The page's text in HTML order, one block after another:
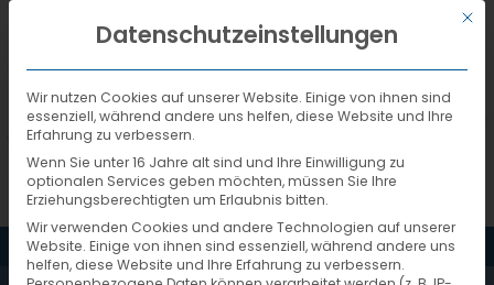
DEUTSCH
MENÜ
Mit
Datenschutzeinstellungen
Wir nutzen Cookies auf unserer Website. Einige von ihnen sind
essenziell, während andere uns helfen, diese Website und Ihre
Erfahrung zu verbessern.
Wenn Sie unter 16 Jahre alt sind und Ihre Einwilligung zu
optionalen Services geben möchten, müssen Sie Ihre
Erziehungsberechtigten um Erlaubnis bitten.
Wir verwenden Cookies und andere Technologien auf unserer
Website. Einige von ihnen sind essenziell, während andere uns
helfen, diese Website und Ihre Erfahrung zu verbessern.